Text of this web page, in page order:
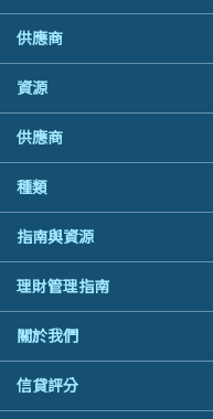
Rabbit Credit月兔信貸
Standard Chartered 渣打銀行
UA 亞洲聯合財務
WeLab Bank
WeLend 貸款
X Wallet 貸款
ZA Bank
SIM
年金資訊
樓宇火險
越南旅遊保險及資訊
長者嘆世界
家庭親子遊
全年周圍飛
手機邊份好
自駕遊比較
相機有得保
最佳滑雪旅遊保險
最適合BB的旅遊保險
Allied World 世聯
Avo
中國銀行
Blue Cross 藍十字
中國平安
大新銀行
Generali 忠意
HSBC滙豐銀行
MSIG 三井住友
QBE 昆士蘭
Starr
Zurich 蘇黎世
中銀汽車保險
Allianz安聯汽車保險
bolttech保障汽車保險
Zurich蘇黎世汽車保險
QBE昆士蘭汽車保險
富途證券
IB盈透證券
老虎證券
uSMART 盈立證券
華盛証券
長橋證券
漲樂全球通｜華泰國際
OSL
StashAway
Syfe
供應商
富途牛牛好唔好？
Webull微牛證券好唔好？
Longbridge長橋證券好唔好？
老虎證券好唔好？
華盛証券好唔好？
漲樂全球通好唔好？
盈立證券 uSMART 好唔好？
Stashaway好唔好？
Hashkey好唔好？
Syfe好唔好？
資源
股票戶口開戶
證券行邊間好？
港股5隻高息ETF精選
什麼是ETF？
香港30大高息股排行
黃金ETF懶人包
選股策略：五步調查攻略
供應商
銀行戶口比較
尊尚銀行戶口
Citi Plus
中信銀行inMotion
Airwallex銀行
種類
定期存款
港元定存
人民幣定存
美元定存
英鎊定存
澳元定存
指南與資源
理財資訊
識慳識賺
債務管理
投資理財
置業安居
理財管理指南
常用相關詞彙
MoneyHero電子報
所有合作銀行或機構
關於我們
服務承諾
網上支援
信貸評分